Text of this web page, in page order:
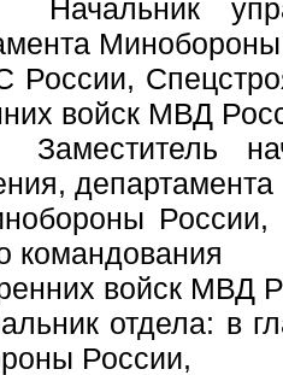
Спецстроя
войск МВД
департамента
России,
командования
войск МВД
отдела: в
России,